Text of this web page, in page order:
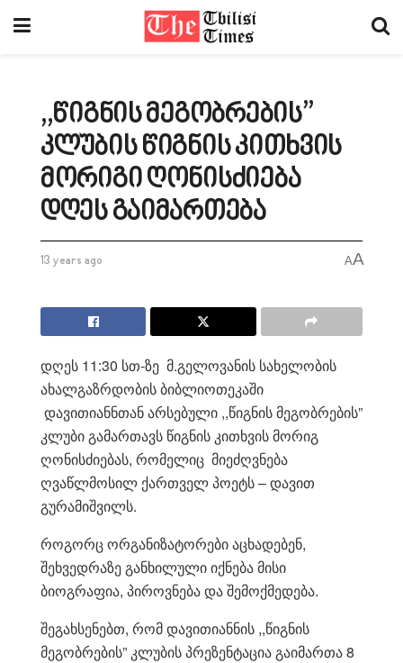
,,წიგნის მეგობრების”
კლუბის წიგნის კითხვის
მორიგი ღონისძიება
დღეს გაიმართება
13 years ago AA
დღეს 11:30 სთ-ზე მ.გელოვანის სახელობის
ახალგაზრდობის ბიბლიოთეკაში
დავითიანნთან არსებული ,,წიგნის მეგობრების”
კლუბი გამართავს წიგნის კითხვის მორიგ
ღონისძიებას, რომელიც მიეძღვნება
ღვაწლმოსილ ქართველ პოეტს – დავით
გურამიშვილს.
როგორც ორგანიზატორები აცხადებენ,
შეხვედრაზე განხილული იქნება მისი
ბიოგრაფია, პიროვნება და შემოქმედება.
შეგახსენებთ, რომ დავითიანნის ,,წიგნის
მეგობრების” კლუბის პრეზენტაცია გაიმართა 8